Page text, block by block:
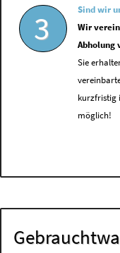
3
Sind wir
Wir
Abholung
Sie
kurzfristig
möglich!